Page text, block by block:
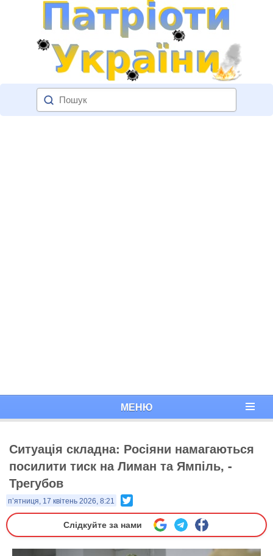
МЕНЮ
Ситуація складна: Росіяни намагаються
посилити тиск на Лиман та Ямпіль, -
Трегубов
п’ятниця, 17 квітень 2026, 8:21
Слідкуйте за нами